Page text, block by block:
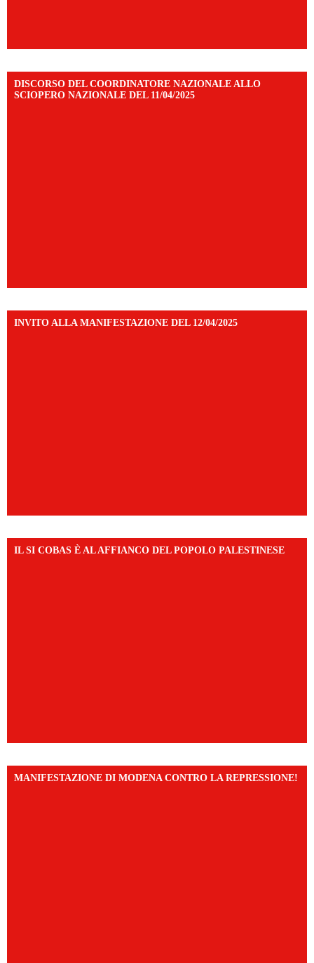
DISCORSO DEL COORDINATORE NAZIONALE ALLO
SCIOPERO NAZIONALE DEL 11/04/2025
INVITO ALLA MANIFESTAZIONE DEL 12/04/2025
IL SI COBAS È AL AFFIANCO DEL POPOLO PALESTINESE
MANIFESTAZIONE DI MODENA CONTRO LA REPRESSIONE!